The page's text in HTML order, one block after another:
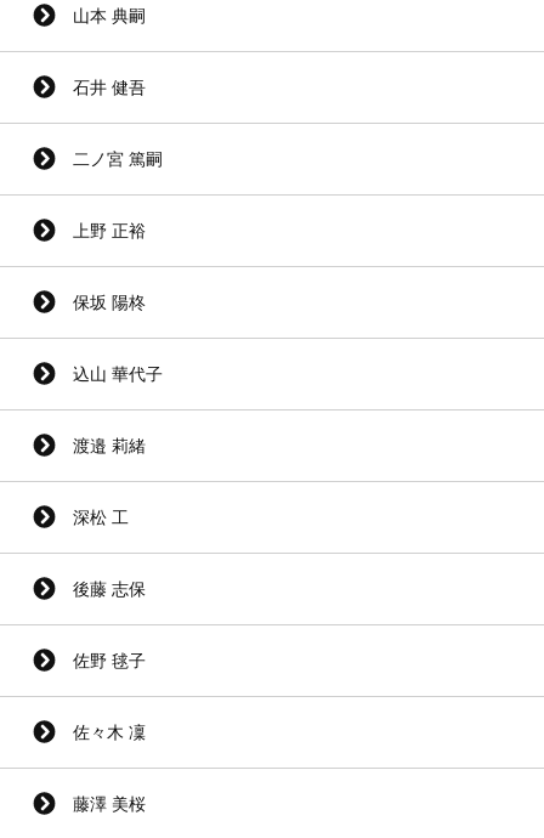
山本 典嗣
石井 健吾
二ノ宮 篤嗣
上野 正裕
保坂 陽柊
込山 華代子
渡邉 莉緒
深松 工
後藤 志保
佐野 毬子
佐々木 凜
藤澤 美桜